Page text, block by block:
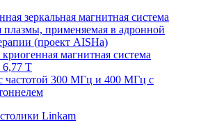
зеркальная магнитная система
плазмы, применяемая в адронной
(проект AISHa)
магнитная система
6,77 T
частотой 300 МГц и 400 МГц с
Linkam